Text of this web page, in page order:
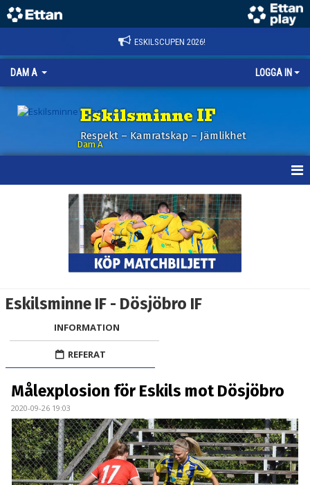
ESKILSCUPEN 2026!
DAM A LOGGA IN
Eskilsminne IF
Respekt – Kamratskap – Jämlikhet
Dam A
MATCHER
DIV. 1 SÖDRA
DAM AKADEMI - DIVISION 2
Eskilsminne IF - Dösjöbro IF
INFORMATION
REFERAT
Målexplosion för Eskils mot Dösjöbro
2020-09-26 19:03